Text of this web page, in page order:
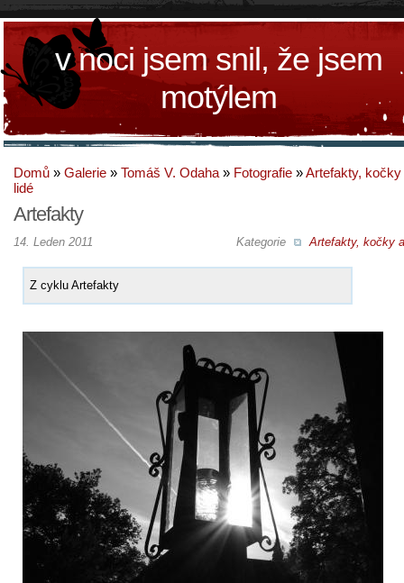
v noci jsem snil, že jsem
motýlem
Domů » Galerie » Tomáš V. Odaha » Fotografie »Artefakty, kočky
lidé
Artefakty
Kategorie Artefakty, kočky
14. Leden 2011
Z cyklu Artefakty